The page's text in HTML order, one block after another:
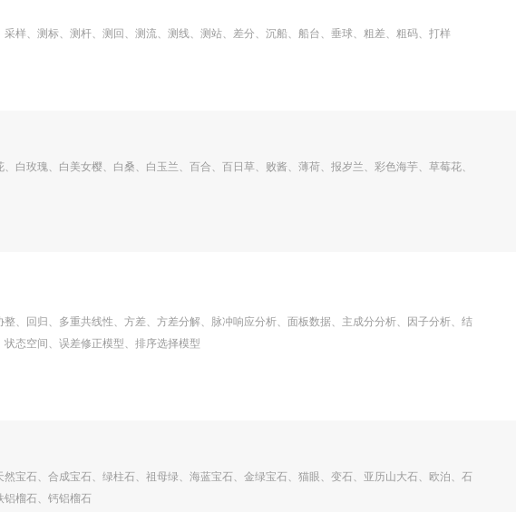
样、测标、测杆、测回、测流、测线、测站、差分、沉船、船台、垂球、粗差、粗码、打样
白玫瑰、白美女樱、白桑、白玉兰、百合、百日草、败酱、薄荷、报岁兰、彩色海芋、草莓花、
整、回归、多重共线性、方差、方差分解、脉冲响应分析、面板数据、主成分分析、因子分析、结
态空间、误差修正模型、排序选择模型
宝石、合成宝石、绿柱石、祖母绿、海蓝宝石、金绿宝石、猫眼、变石、亚历山大石、欧泊、石
铝榴石、钙铝榴石